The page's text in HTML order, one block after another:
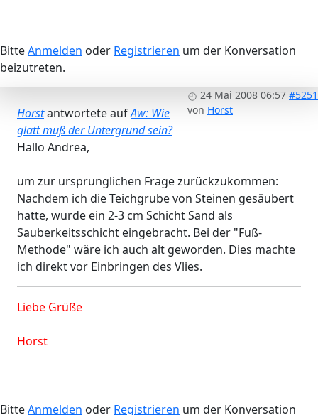
BitteAnmelden oder Registrieren um der Konversation
beizutreten.
24 Mai 2008 06:57 #5251
von Horst
Horstantwortete aufAw: Wie
glatt muß der Untergrund sein?
Hallo Andrea,
um zur ursprunglichen Frage zurückzukommen:
Nachdem ich die Teichgrube von Steinen gesäubert
hatte, wurde ein 2-3 cm Schicht Sand als
Sauberkeitsschicht eingebracht. Bei der "Fuß-
Methode" wäre ich auch alt geworden. Dies machte
ich direkt vor Einbringen des Vlies.
Liebe Grüße
Horst
BitteAnmelden oder Registrieren um der Konversation